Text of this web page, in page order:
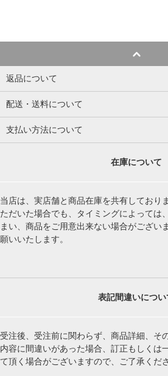
返品について
配送・送料について
支払い方法について
在庫について
当店は、実店舗と商品在庫を共有しており
ただいた場合でも、タイミングによっては
まい、商品をご用意出来ない場合がござい
願いいたします。
表記間違いについ
受注後、受注前に関わらず、商品詳細、そ
内容に間違いがあった場合、訂正もしくは
て頂く場合がございますので、ご了承くださ